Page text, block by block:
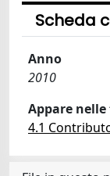
Scheda
Anno
2010
Appare
4.1